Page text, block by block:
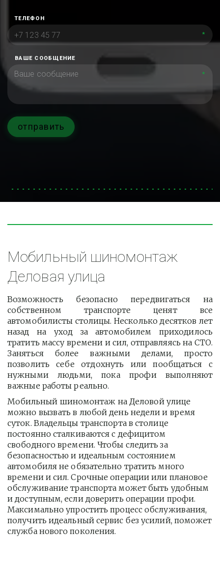
ТЕЛЕФОН
*
ВАШЕ СООБЩЕНИЕ
*
отправить
Мобильный шиномонтаж
Деловая улица
Возможность безопасно передвигаться на
собственном транспорте ценят все
автомобилисты столицы. Несколько десятков лет
назад на уход за автомобилем приходилось
тратить массу времени и сил, отправляясь на СТО.
Заняться более важными делами, просто
позволить себе отдохнуть или пообщаться с
нужными людьми, пока профи выполняют
важные работы реально.
Мобильный шиномонтаж на Деловой улице
можно вызвать в любой день недели и время
суток. Владельцы транспорта в столице
постоянно сталкиваются с дефицитом
свободного времени. Чтобы следить за
безопасностью и идеальным состоянием
автомобиля не обязательно тратить много
времени и сил. Срочные операции или плановое
обслуживание транспорта может быть удобным
и доступным, если доверить операции профи.
Максимально упростить процесс обслуживания,
получить идеальный сервис без усилий, поможет
служба нового поколения.